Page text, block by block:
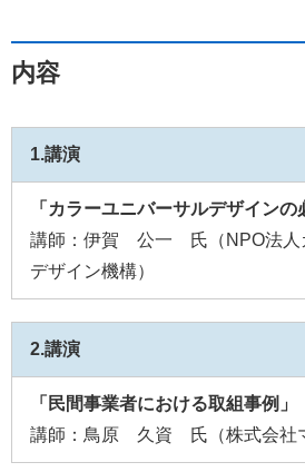
内容
1.講演
「カラーユニバーサルデザインの
講師：伊賀 公一 氏（NPO法人
デザイン機構）
2.講演
「民間事業者における取組事例」
講師：鳥原 久資 氏（株式会社